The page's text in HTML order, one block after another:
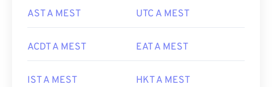
AST A MEST UTC A MEST
ACDT A MEST EAT A MEST
IST A MEST HKT A MEST